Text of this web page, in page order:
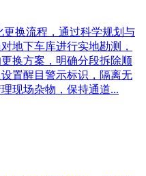
换流程，通过科学规划与
地下车库进行实地勘测，
换方案，明确分段拆除顺
置醒目警示标识，隔离无
现场杂物，保持通道...